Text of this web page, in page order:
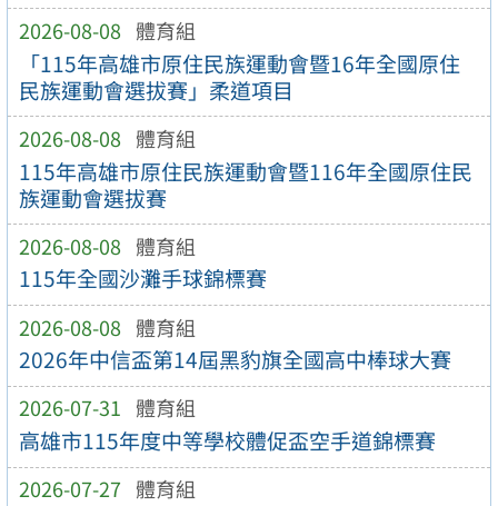
2026-08-08 體育組
「115年高雄市原住民族運動會暨16年全國原住
民族運動會選拔賽」柔道項目
2026-08-08 體育組
115年高雄市原住民族運動會暨116年全國原住民
族運動會選拔賽
2026-08-08 體育組
115年全國沙灘手球錦標賽
2026-08-08 體育組
2026年中信盃第14屆黑豹旗全國高中棒球大賽
2026-07-31 體育組
高雄市115年度中等學校體促盃空手道錦標賽
2026-07-27 體育組